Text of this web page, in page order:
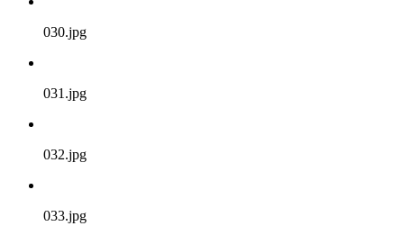
030.jpg
031.jpg
032.jpg
033.jpg